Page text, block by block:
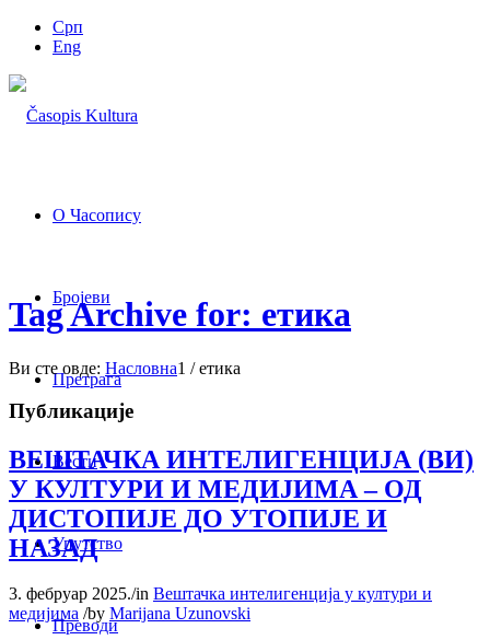
Срп
Eng
О Часопису
Бројеви
Претрага
Вести
Упутство
Преводи
Tag Archive for: етика
Ви сте овде: Насловна1 / етика
Публикације
ВЕШТАЧКА ИНТЕЛИГЕНЦИЈА (ВИ)
У КУЛТУРИ И МЕДИЈИМА – ОД
ДИСТОПИЈЕ ДО УТОПИЈЕ И
НАЗАД
3. фебруар 2025./in Вештачка интелигенција у култури и
медијима /by Marijana Uzunovski